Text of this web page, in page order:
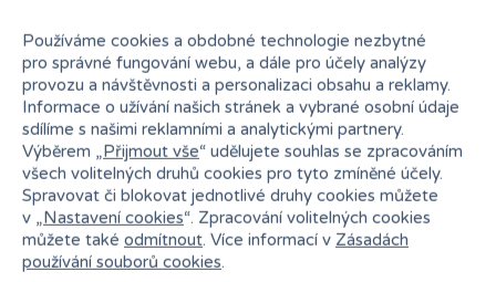
GEIS Od čtvrtka13.08.
Vložit produkt do košíku
Ihned k odběru na pobočce
Používáme cookies a obdobné technologie nezbytné
pro správné fungování webu, a dále pro účely analýzy
provozu a návštěvnosti a personalizaci obsahu a reklamy.
Informace o užívání našich stránek a vybrané osobní údaje
sdílíme s našimi reklamními a analytickými partnery.
Výběrem „Přijmout vše“ udělujete souhlas se zpracováním
všech volitelných druhů cookies pro tyto zmíněné účely.
Spravovat či blokovat jednotlivé druhy cookies můžete
v „Nastavení cookies“. Zpracování volitelných cookies
můžete také odmítnout. Více informací v Zásadách
používání souborů cookies.